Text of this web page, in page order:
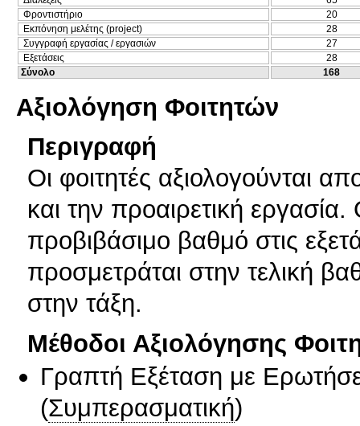
Φροντιστήριο
20
Εκπόνηση μελέτης (project)
28
Συγγραφή εργασίας / εργασιών
27
Εξετάσεις
28
Σύνολο
168
Αξιολόγηση Φοιτητών
Περιγραφή
Οι φοιτητές αξιολογούνται
και την προαιρετική
προβιβάσιμο βαθμό στις
προσμετράται στην τελική
στην τάξη.
Μέθοδοι Αξιολόγησης
Γραπτή Εξέταση με
(Συμπερασματική)